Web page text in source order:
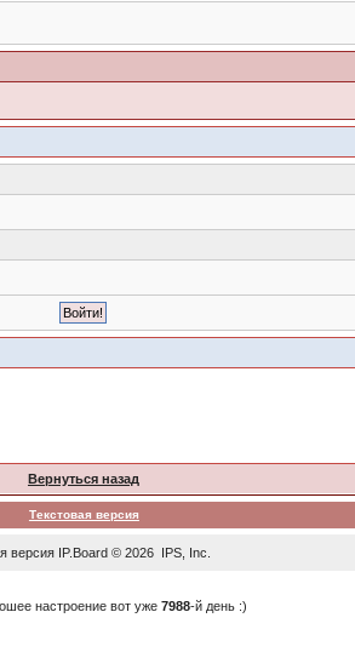
Вернуться назад
Текстовая версия
версия IP.Board© 2026 IPS, Inc
настроение вот уже7988-й день :)